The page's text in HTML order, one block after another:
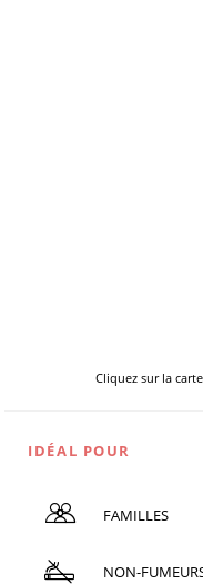
Cliquez sur la
IDÉAL POUR
FAMILLES
NON-